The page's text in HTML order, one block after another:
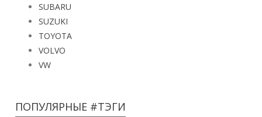
SUBARU
SUZUKI
TOYOTA
VOLVO
VW
ПОПУЛЯРНЫЕ #ТЭГИ